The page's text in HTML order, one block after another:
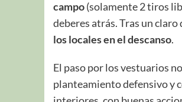
campo(solamente 2 tiros
deberes atrás. Tras un
los locales en el descanso.
El paso por los vestuarios
planteamiento defensivo y